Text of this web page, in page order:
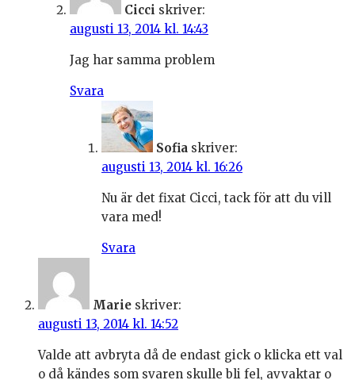
Cicci skriver:
augusti 13, 2014 kl. 14:43
Jag har samma problem
Svara
Sofia skriver:
augusti 13, 2014 kl. 16:26
Nu är det fixat Cicci, tack för att du vill
vara med!
Svara
Marie skriver:
augusti 13, 2014 kl. 14:52
Valde att avbryta då de endast gick o klicka ett val
o då kändes som svaren skulle bli fel, avvaktar o